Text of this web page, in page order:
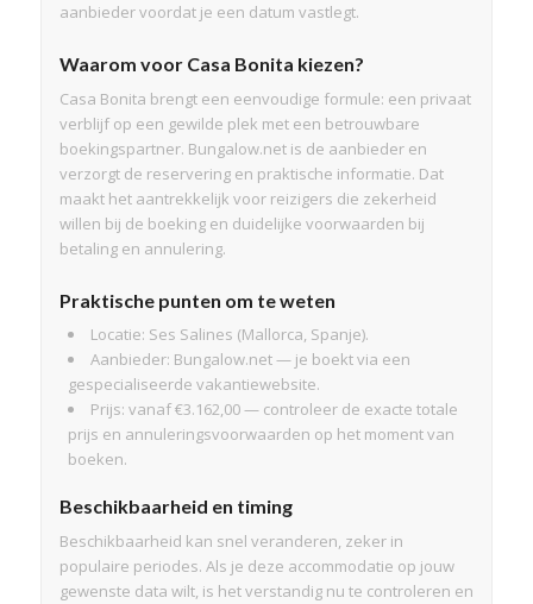
aanbieder voordat je een datum vastlegt.
Waarom voor Casa Bonita kiezen?
Casa Bonita brengt een eenvoudige formule: een privaat
verblijf op een gewilde plek met een betrouwbare
boekingspartner. Bungalow.net is de aanbieder en
verzorgt de reservering en praktische informatie. Dat
maakt het aantrekkelijk voor reizigers die zekerheid
willen bij de boeking en duidelijke voorwaarden bij
betaling en annulering.
Praktische punten om te weten
Locatie: Ses Salines (Mallorca, Spanje).
Aanbieder: Bungalow.net — je boekt via een
gespecialiseerde vakantiewebsite.
Prijs: vanaf €3.162,00 — controleer de exacte totale
prijs en annuleringsvoorwaarden op het moment van
boeken.
Beschikbaarheid en timing
Beschikbaarheid kan snel veranderen, zeker in
populaire periodes. Als je deze accommodatie op jouw
gewenste data wilt, is het verstandig nu te controleren en